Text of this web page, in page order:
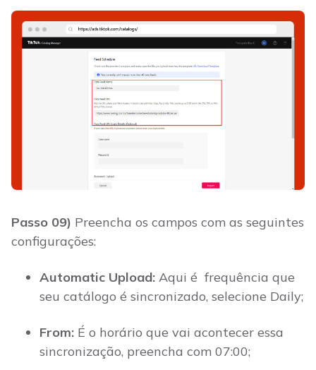
Passo 09) Preencha os campos com as seguintes
configurações:
Automatic Upload: Aqui é frequência que
seu catálogo é sincronizado, selecione Daily;
From: É o horário que vai acontecer essa
sincronização, preencha com 07:00;